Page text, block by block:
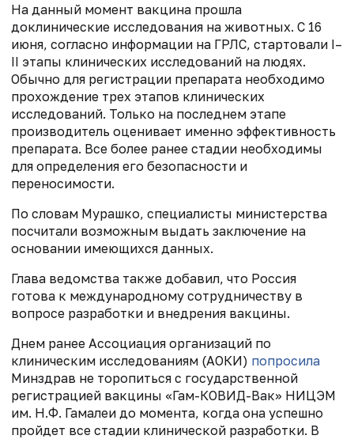
На данный момент вакцина прошла
доклинические исследования на животных. С 16
июня, согласно информации на ГРЛС, стартовали I–
II этапы клинических исследований на людях.
Обычно для регистрации препарата необходимо
прохождение трех этапов клинических
исследований. Только на последнем этапе
производитель оценивает именно эффективность
препарата. Все более ранее стадии необходимы
для определения его безопасности и
переносимости.
По словам Мурашко, специалисты министерства
посчитали возможным выдать заключение на
основании имеющихся данных.
Глава ведомства также добавил, что Россия
готова к международному сотрудничеству в
вопросе разработки и внедрения вакцины.
Днем ранее Ассоциация организаций по
клиническим исследованиям (АОКИ) попросила
Минздрав не торопиться с государственной
регистрацией вакцины «Гам-КОВИД-Вак» НИЦЭМ
им. Н.Ф. Гамалеи до момента, когда она успешно
пройдет все стадии клинической разработки. В